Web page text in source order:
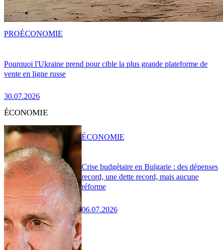
Pourquoi l'Ukraine prend pour cible la plus grande plateforme de
vente en ligne russe
30.07.2026
PROÉCONOMIE
ÉCONOMIE
Crise budgétaire en Bulgarie : des dépenses
record, une dette record, mais aucune
réforme
06.07.2026
ÉCONOMIE